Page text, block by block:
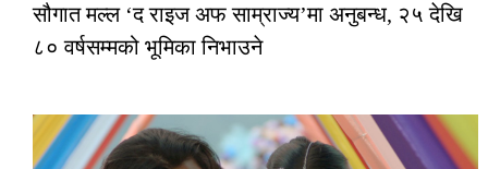
सौगात मल्ल ‘द राइज अफ साम्राज्य’मा अनुबन्ध, २५ देखि
८० वर्षसम्मको भूमिका निभाउने